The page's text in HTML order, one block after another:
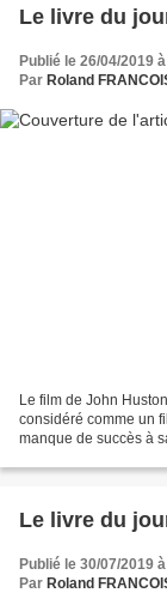
Le livre du
Publié le 26/04/2019
Par Roland
Le film de John
considéré comme un
manque de succès à
Le livre du
Publié le 30/07/2019
Par Roland